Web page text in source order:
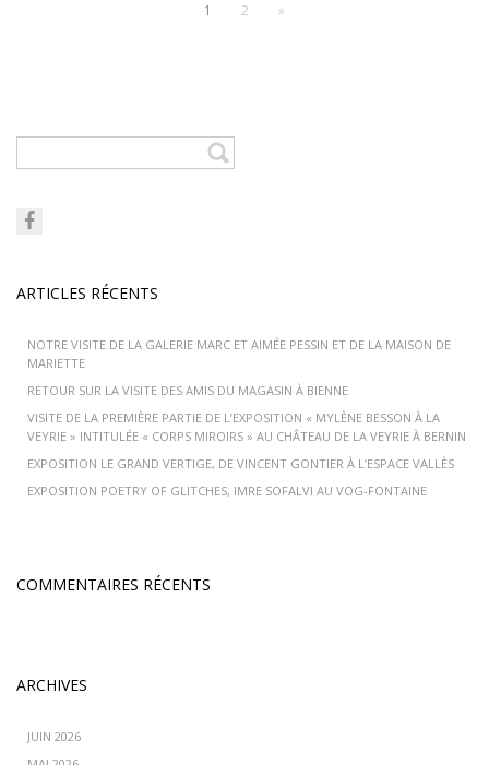
1 2 »
ARTICLES RÉCENTS
NOTRE VISITE DE LA GALERIE MARC ET AIMÉE PESSIN ET DE LA MAISON DE
MARIETTE
RETOUR SUR LA VISITE DES AMIS DU MAGASIN À BIENNE
VISITE DE LA PREMIÈRE PARTIE DE L’EXPOSITION « MYLÈNE BESSON À LA
VEYRIE » INTITULÉE « CORPS MIROIRS » AU CHÂTEAU DE LA VEYRIE À BERNIN
EXPOSITION LE GRAND VERTIGE, DE VINCENT GONTIER À L’ESPACE VALLÈS
EXPOSITION POETRY OF GLITCHES, IMRE SOFALVI AU VOG-FONTAINE
COMMENTAIRES RÉCENTS
ARCHIVES
JUIN 2026